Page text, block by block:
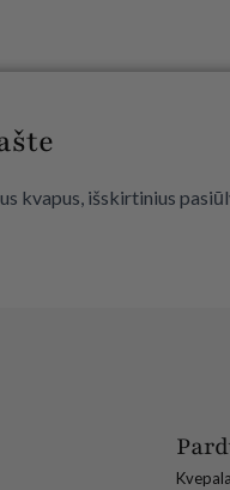
kvapus, išskirtinius